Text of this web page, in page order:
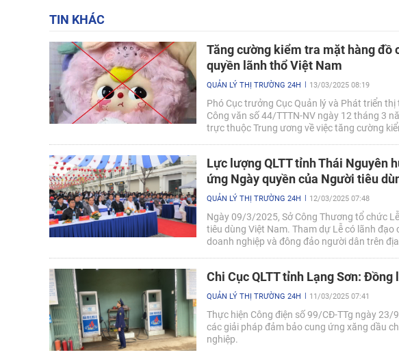
TIN KHÁC
Tăng cường kiểm tra mặt hàng đồ
quyền lãnh thổ Việt Nam
QUẢN LÝ THỊ TRƯỜNG 24H 13/03/2025 08:19
Phó Cục trưởng Cục Quản lý và Phát triển
Công văn số 44/TTTN-NV ngày 12 tháng 3
trực thuộc Trung ương về việc tăng cường
Lực lượng QLTT tỉnh Thái Nguyên
ứng Ngày quyền của Người tiêu
QUẢN LÝ THỊ TRƯỜNG 24H 12/03/2025 07:48
Ngày 09/3/2025, Sở Công Thương tổ chức
tiêu dùng Việt Nam. Tham dự Lễ có lãnh
doanh nghiệp và đông đảo người dân trên
Chi Cục QLTT tỉnh Lạng Sơn:
QUẢN LÝ THỊ TRƯỜNG 24H 11/03/2025 07:41
Thực hiện Công điện số 99/CĐ-TTg ngày
các giải pháp đảm bảo cung ứng xăng dầu
nghiệp.